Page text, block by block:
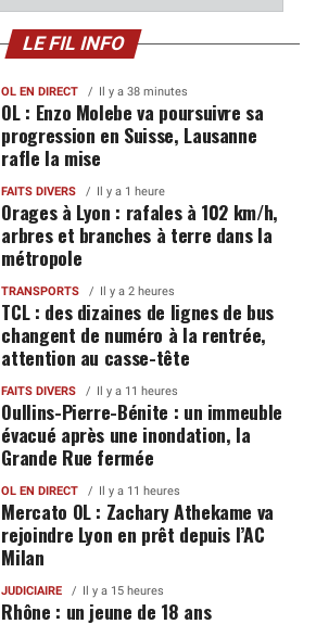
LE FIL INFO
OL EN DIRECT Il y a 38 minutes
OL : Enzo Molebe va poursuivre sa
progression en Suisse, Lausanne
rafle la mise
FAITS DIVERS Il y a 1 heure
Orages à Lyon : rafales à 102 km/h,
arbres et branches à terre dans la
métropole
TRANSPORTS Il y a 2 heures
TCL : des dizaines de lignes de bus
changent de numéro à la rentrée,
attention au casse-tête
FAITS DIVERS Il y a 11 heures
Oullins-Pierre-Bénite : un immeuble
évacué après une inondation, la
Grande Rue fermée
OL EN DIRECT Il y a 11 heures
Mercato OL : Zachary Athekame va
rejoindre Lyon en prêt depuis l’AC
Milan
JUDICIAIRE Il y a 15 heures
Rhône : un jeune de 18 ans